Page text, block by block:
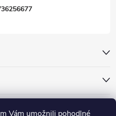
Vám umožnili pohodlné